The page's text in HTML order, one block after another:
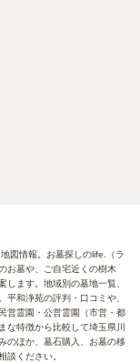
図情報。お墓探しのlife.（ラ
お墓や、ご自宅近くの樹木
ます。地域別の墓地一覧、
和浄苑の評判・口コミや、
営霊園・公営霊園（市営・都
な特徴から比較して埼玉県川
のほか、墓石購入、お墓の移
談ください。